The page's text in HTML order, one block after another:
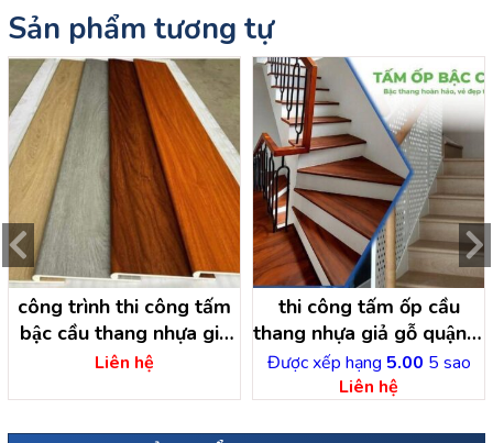
Sản phẩm tương tự
công trình thi công tấm
bậc cầu thang nhựa giả
gôc tại minh tâm dầu
Liên hệ
thi công tấm ốp cầu
thang nhựa giả gỗ quận 4
– hồ chí minh
Được xếp hạng 5.00 5 sao
Liên hệ